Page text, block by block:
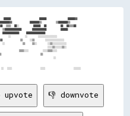
██████                ██████            ██████▓▓
████████▒▒        ▒▒████████▒▒
██░░        ██████  ██        ██  ██▒▒▒▒██
████████████        ██████
██████████████    ████████████████
░░        ░░      ░░░░░░░░░░░░░░░░
▒▒    ░░▒▒      ░░░░░░░░░░░░░░░░
▒▒    ▒▒░░      ░░▒▒░░░░░░░░░░░░
░░░░▒▒░░░░░░▒▒░░
▒▒▒▒░░░░        ░░░░▒▒▒▒░░░░
░░▒▒                      ▒▒
upvote 👎 downvote